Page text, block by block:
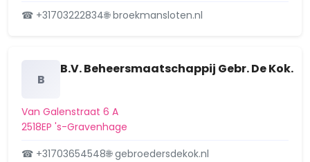
Wijk 18 Waldeck
Wijk 20 Valkenboskwartier
Wijk 21 Regentessekwartier
Wijk 22 Zeeheldenkwartier
☎ +31703222834🌐 broekmansloten.nl
B
B.V. Beheersmaatschappij Gebr. De Kok.
Van Galenstraat 6 A
2518EP 's-Gravenhage
☎ +31703654548🌐 gebroedersdekok.nl